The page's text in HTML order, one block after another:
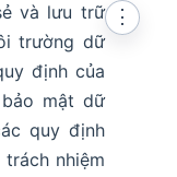
và lưu trữ
trường dữ
định của
mật dữ
quy định
nhiệm
⋮